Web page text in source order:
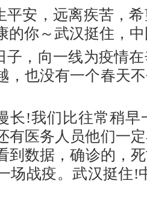
安，远离疾苦，希
的你～武汉挺住，
，向一线为疫情在
，也没有一个春天
!我们比往常稍早
有医务人员他们一
到数据，确诊的，
场战疫。武汉挺住!